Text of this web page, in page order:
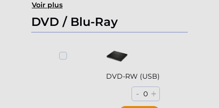
Voir plus
DVD / Blu-Ray
DVD-RW (USB)
- 0 +